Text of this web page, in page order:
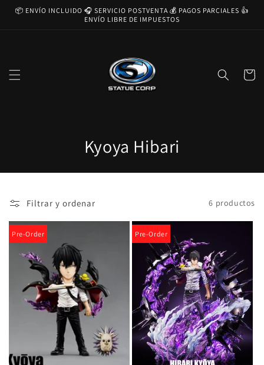
directamente
📦 ENVÍO INCLUIDO 🎧 SERVICIO POSTVENTA 💰 PAGOS PARCIALES 👍
ENVÍO LIBRE DE IMPUESTOS
Carrito
C
o
e
c
i
ó
n
:
Kyoya Hibari
Filtrar y ordenar 6 productos
Pre-Order Pre-Order